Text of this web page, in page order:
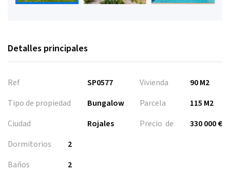
Detalles principales
Ref
SP0577
Tipo de propiedad
Bungalow
Ciudad
Rojales
Vivienda
90 M2
Parcela
115 M2
Precio de
330 000 €
Dormitorios
2
Baños
2